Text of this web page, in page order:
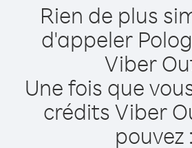
Rien de plus
d'appeler
Viber
Une fois que
crédits Viber
pouvez :